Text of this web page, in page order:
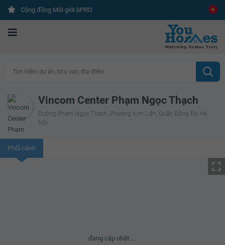
Cộng đồng Môi giới bPRO
Tìm kiếm dự án, khu vực, địa điểm
Vincom Center Phạm Ngọc Thạch
Đường Phạm Ngọc Thạch, Phường Kim Liên, Quận Đống Đa, Hà
Nội
Phối cảnh
đang cập nhật ...